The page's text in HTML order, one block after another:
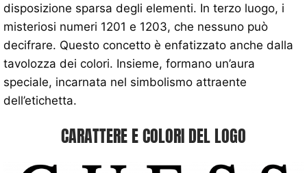
disposizione sparsa degli elementi. In terzo luogo, i
misteriosi numeri 1201 e 1203, che nessuno può
decifrare. Questo concetto è enfatizzato anche dalla
tavolozza dei colori. Insieme, formano un’aura
speciale, incarnata nel simbolismo attraente
dell’etichetta.
CARATTERE E COLORI DEL LOGO